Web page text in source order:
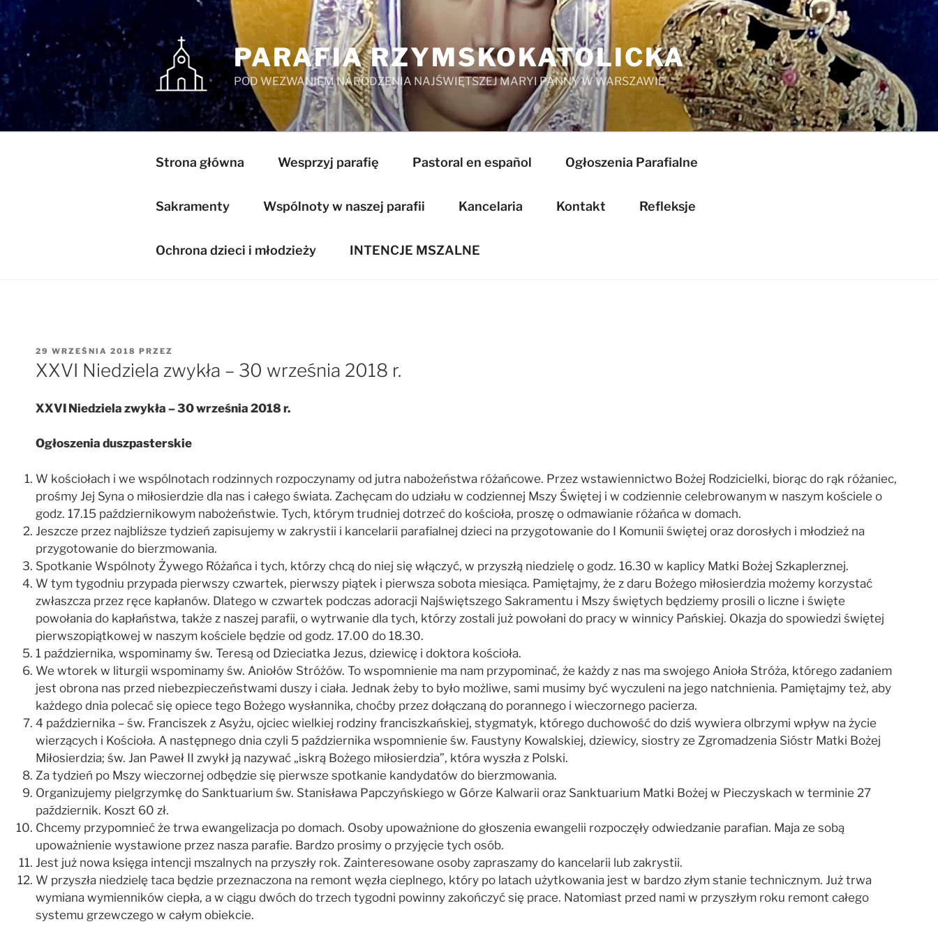
Przejdź
do
treści
PARAFIA RZYMSKOKATOLICKA
POD WEZWANIEM NARODZENIA NAJŚWIĘTSZEJ MARYI PANNY W WARSZAWIE
Strona główna Wesprzyj parafię Pastoral en español Ogłoszenia Parafialne
Sakramenty Wspólnoty w naszej parafii Kancelaria Kontakt Refleksje
Ochrona dzieci i młodzieży INTENCJE MSZALNE
OPUBLIKOWANE
W
29 WRZEŚNIA 2018 PRZEZ
XXVI Niedziela zwykła – 30 września 2018 r.
XXVI Niedziela zwykła – 30 września 2018 r.
Ogłoszenia duszpasterskie
W kościołach i we wspólnotach rodzinnych rozpoczynamy od jutra nabożeństwa różańcowe. Przez wstawiennictwo Bożej Rodzicielki, biorąc do rąk różaniec,
prośmy Jej Syna o miłosierdzie dla nas i całego świata. Zachęcam do udziału w codziennej Mszy Świętej i w codziennie celebrowanym w naszym kościele o
godz. 17.15 październikowym nabożeństwie. Tych, którym trudniej dotrzeć do kościoła, proszę o odmawianie różańca w domach.
Jeszcze przez najbliższe tydzień zapisujemy w zakrystii i kancelarii parafialnej dzieci na przygotowanie do I Komunii świętej oraz dorosłych i młodzież na
przygotowanie do bierzmowania.
Spotkanie Wspólnoty Żywego Różańca i tych, którzy chcą do niej się włączyć, w przyszłą niedzielę o godz. 16.30 w kaplicy Matki Bożej Szkaplerznej.
W tym tygodniu przypada pierwszy czwartek, pierwszy piątek i pierwsza sobota miesiąca. Pamiętajmy, że z daru Bożego miłosierdzia możemy korzystać
zwłaszcza przez ręce kapłanów. Dlatego w czwartek podczas adoracji Najświętszego Sakramentu i Mszy świętych będziemy prosili o liczne i święte
powołania do kapłaństwa, także z naszej parafii, o wytrwanie dla tych, którzy zostali już powołani do pracy w winnicy Pańskiej. Okazja do spowiedzi świętej
pierwszopiątkowej w naszym kościele będzie od godz. 17.00 do 18.30.
1 października, wspominamy św. Teresą od Dzieciatka Jezus, dziewicę i doktora kościoła.
We wtorek w liturgii wspominamy św. Aniołów Stróżów. To wspomnienie ma nam przypominać, że każdy z nas ma swojego Anioła Stróża, którego zadaniem
jest obrona nas przed niebezpieczeństwami duszy i ciała. Jednak żeby to było możliwe, sami musimy być wyczuleni na jego natchnienia. Pamiętajmy też, aby
każdego dnia polecać się opiece tego Bożego wysłannika, choćby przez dołączaną do porannego i wieczornego pacierza.
4 października – św. Franciszek z Asyżu, ojciec wielkiej rodziny franciszkańskiej, stygmatyk, którego duchowość do dziś wywiera olbrzymi wpływ na życie
wierzących i Kościoła. A następnego dnia czyli 5 października wspomnienie św. Faustyny Kowalskiej, dziewicy, siostry ze Zgromadzenia Sióstr Matki Bożej
Miłosierdzia; św. Jan Paweł II zwykł ją nazywać „iskrą Bożego miłosierdzia”, która wyszła z Polski.
Za tydzień po Mszy wieczornej odbędzie się pierwsze spotkanie kandydatów do bierzmowania.
Organizujemy pielgrzymkę do Sanktuarium św. Stanisława Papczyńskiego w Górze Kalwarii oraz Sanktuarium Matki Bożej w Pieczyskach w terminie 27
październik. Koszt 60 zł.
Chcemy przypomnieć że trwa ewangelizacja po domach. Osoby upoważnione do głoszenia ewangelii rozpoczęły odwiedzanie parafian. Maja ze sobą
upoważnienie wystawione przez nasza parafie. Bardzo prosimy o przyjęcie tych osób.
Jest już nowa księga intencji mszalnych na przyszły rok. Zainteresowane osoby zapraszamy do kancelarii lub zakrystii.
W przyszła niedzielę taca będzie przeznaczona na remont węzła cieplnego, który po latach użytkowania jest w bardzo złym stanie technicznym. Już trwa
wymiana wymienników ciepła, a w ciągu dwóch do trzech tygodni powinny zakończyć się prace. Natomiast przed nami w przyszłym roku remont całego
systemu grzewczego w całym obiekcie.